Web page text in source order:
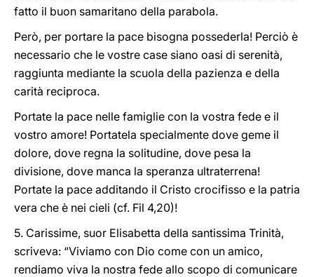
fatto il buon samaritano della parabola.
Però, per portare la pace bisogna possederla! Perciò è
necessario che le vostre case siano oasi di serenità,
raggiunta mediante la scuola della pazienza e della
carità reciproca.
Portate la pace nelle famiglie con la vostra fede e il
vostro amore! Portatela specialmente dove geme il
dolore, dove regna la solitudine, dove pesa la
divisione, dove manca la speranza ultraterrena!
Portate la pace additando il Cristo crocifisso e la patria
vera che è nei cieli (cf. Fil 4,20)!
5. Carissime, suor Elisabetta della santissima Trinità,
scriveva: “Viviamo con Dio come con un amico,
rendiamo viva la nostra fede allo scopo di comunicare